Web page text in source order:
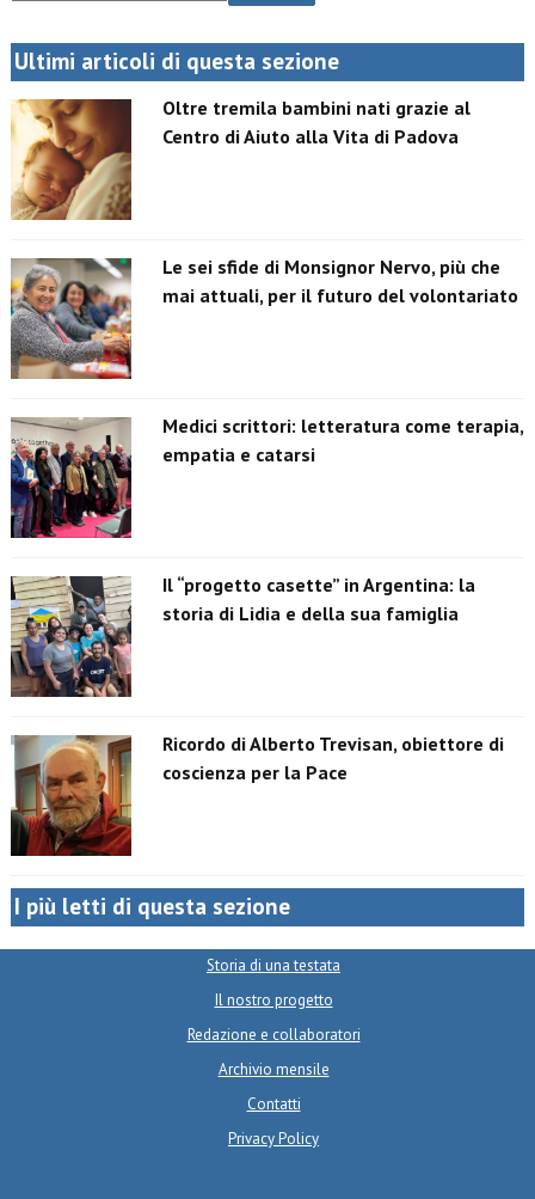
Ultimi articoli di questa sezione
Oltre tremila bambini nati grazie al
Centro di Aiuto alla Vita di Padova
Le sei sfide di Monsignor Nervo, più che
mai attuali, per il futuro del volontariato
Medici scrittori: letteratura come terapia,
empatia e catarsi
Il “progetto casette” in Argentina: la
storia di Lidia e della sua famiglia
Ricordo di Alberto Trevisan, obiettore di
coscienza per la Pace
I più letti di questa sezione
Storia di una testata
Il nostro progetto
Redazione e collaboratori
Archivio mensile
Contatti
Privacy Policy